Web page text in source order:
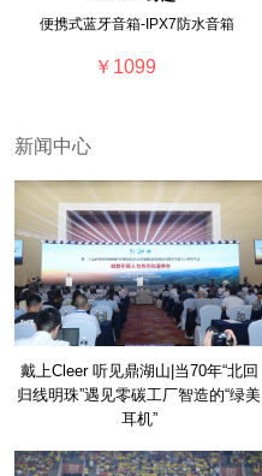
便携式蓝牙音箱-IPX7防水音箱
￥1099
新闻中心
戴上Cleer 听见鼎湖山|当70年“北回
归线明珠”遇见零碳工厂智造的“绿美
耳机”